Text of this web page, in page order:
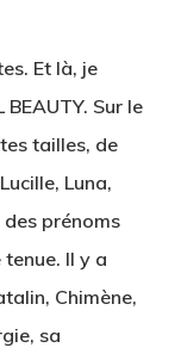
Et là, je
Sur le
tailles, de
Luna,
prénoms
Il y a
Chimène,
sa